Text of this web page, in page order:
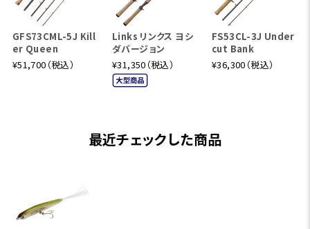
GFS73CML-5J Kill
er Queen
¥51,700（税込）
Links リンクス ヨシ
ダバージョン
¥31,350（税込）
FS53CL-3J Under
cut Bank
¥36,300（税込）
最近チェックした商品